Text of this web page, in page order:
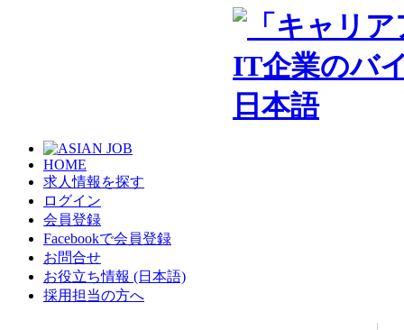
日本語
HOME
求人情報を探す
ログイン
会員登録
Facebookで会員登録
お問合せ
お役立ち情報 (日本語)
採用担当の方へ